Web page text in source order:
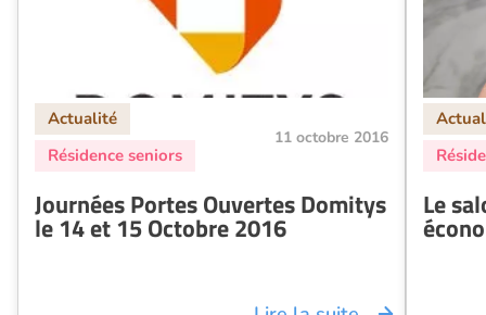
11 octobre 2016
Journées Portes Ouvertes Domitys
le 14 et 15 Octobre 2016
Le